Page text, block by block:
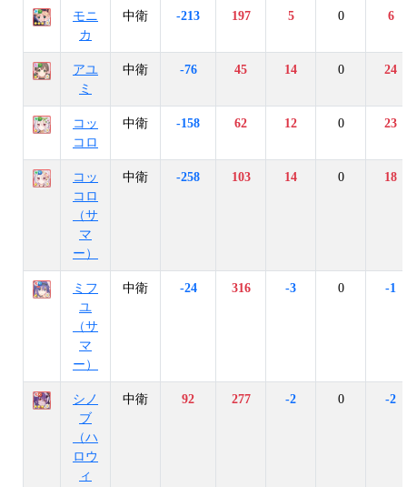
モニ
カ
中衛 -213 197 5 0 6
アユ
ミ
中衛 -76 45 14 0 24
コッ
コロ
中衛 -158 62 12 0 23
コッ
コロ
（サ
マ
ー）
中衛 -258 103 14 0 18
ミフ
ユ
（サ
マ
ー）
中衛 -24 316 -3 0 -1
シノ
ブ
（ハ
ロウ
ィ
中衛 92 277 -2 0 -2